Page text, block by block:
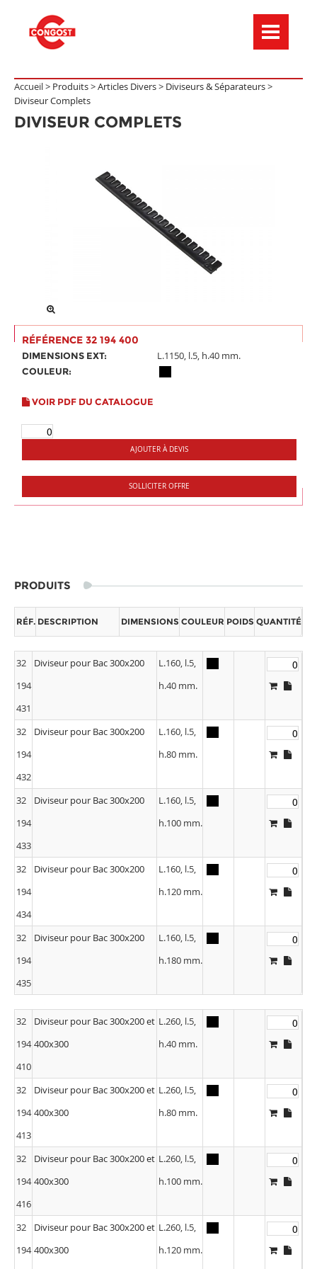
Accueil > Produits>Articles Divers> Diviseurs & Séparateurs>
Diviseur Complets
DIVISEUR COMPLETS
RÉFÉRENCE 32 194 400
DIMENSIONS EXT: L.1150, l.5, h.40 mm.
COULEUR:
VOIR PDF DU CATALOGUE
AJOUTER À DEVIS
SOLLICITER OFFRE
PRODUITS
RÉF. DESCRIPTION DIMENSIONS COULEUR POIDS QUANTITÉ
32
194
431
Diviseur pour Bac 300x200
L.160, l.5,
h.40 mm.
32
194
432
Diviseur pour Bac 300x200
L.160, l.5,
h.80 mm.
32
194
433
Diviseur pour Bac 300x200
L.160, l.5,
h.100 mm.
32
194
434
Diviseur pour Bac 300x200
L.160, l.5,
h.120 mm.
32
194
435
Diviseur pour Bac 300x200
L.160, l.5,
h.180 mm.
32
194
410
Diviseur pour Bac 300x200 et
400x300
L.260, l.5,
h.40 mm.
32
194
413
Diviseur pour Bac 300x200 et
400x300
L.260, l.5,
h.80 mm.
32
194
416
Diviseur pour Bac 300x200 et
400x300
L.260, l.5,
h.100 mm.
32
194
Diviseur pour Bac 300x200 et
400x300
L.260, l.5,
h.120 mm.